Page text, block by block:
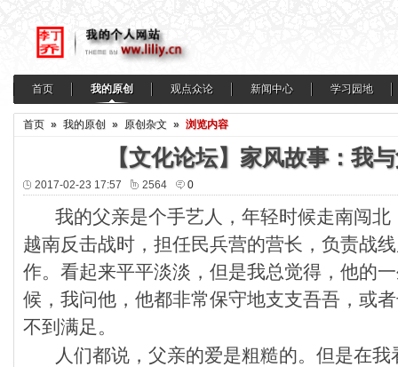
首页 我的原创 观点众论 新闻中心 学习园地
首页 » 我的原创 » 原创杂文 » 浏览内容
【文化论坛】家风故事：我
2017-02-23 17:57 2564 0
我的父亲是个手艺人，年轻时候走南闯
越南反击战时，担任民兵营的营长，负责战
作。看起来平平淡淡，但是我总觉得，他的
候，我问他，他都非常保守地支支吾吾，或
不到满足。
人们都说，父亲的爱是粗糙的。但是在